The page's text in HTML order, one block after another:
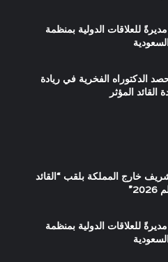
للعلاقات الدولية بمنظمة
الدكتوراه الفخرية في ريادة
المؤثر
خارج المملكة بلقب “القائد
للعلاقات الدولية بمنظمة